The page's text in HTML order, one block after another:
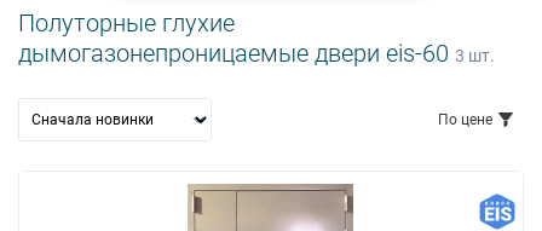
Оплата
Сертификаты
О компании
Полуторные глухие
дымогазонепроницаемые двери eis-60 3 шт.
По цене
от до руб.